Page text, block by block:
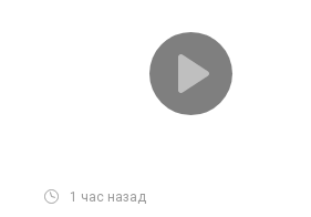
1 час назад